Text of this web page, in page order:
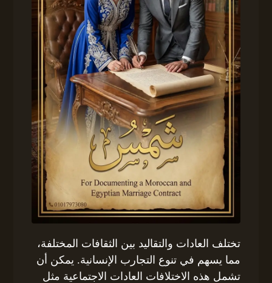
تختلف العادات والتقاليد بين الثقافات المختلفة،
مما يسهم في تنوع التجارب الإنسانية. يمكن أن
تشمل هذه الاختلافات العادات الاجتماعية مثل